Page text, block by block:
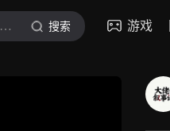
大佬叙事记 搜索 游戏